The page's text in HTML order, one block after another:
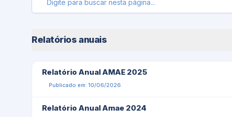
Relatórios anuais
Relatório Anual AMAE 2025
Publicado em: 10/06/2026
Relatório Anual Amae 2024